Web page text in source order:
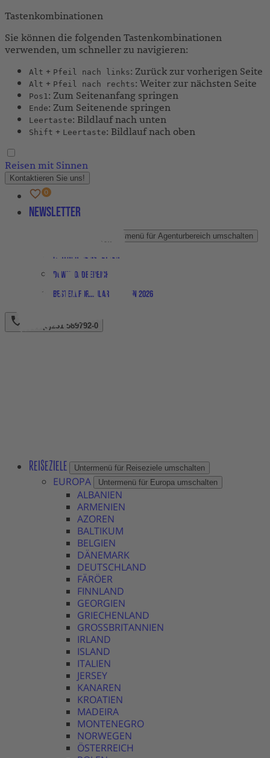
Tastenkombinationen
Sie können die folgenden Tastenkombinationen
verwenden, um schneller zu navigieren:
Alt + Pfeil nach links: Zurück zur vorherigen Seite
Alt + Pfeil nach rechts: Weiter zur nächsten Seite
Pos1: Zum Seitenanfang springen
Ende: Zum Seitenende springen
Leertaste: Bildlauf nach unten
Shift + Leertaste: Bildlauf nach oben
Reisen mit Sinnen
Kontaktieren Sie uns!
Newsletter
Untermenü für Agenturbereich umschalten
Downloadbereich
Bestellformular Magazin 2026
+49 (0)231 589792-0
REISEZIELE Untermenü für Reiseziele umschalten
EUROPA Untermenü für Europa umschalten
ALBANIEN
ARMENIEN
AZOREN
BALTIKUM
BELGIEN
DÄNEMARK
DEUTSCHLAND
FÄRÖER
FINNLAND
GEORGIEN
GRIECHENLAND
GROSSBRITANNIEN
IRLAND
ISLAND
ITALIEN
JERSEY
KANAREN
KROATIEN
MADEIRA
MONTENEGRO
NORWEGEN
ÖSTERREICH